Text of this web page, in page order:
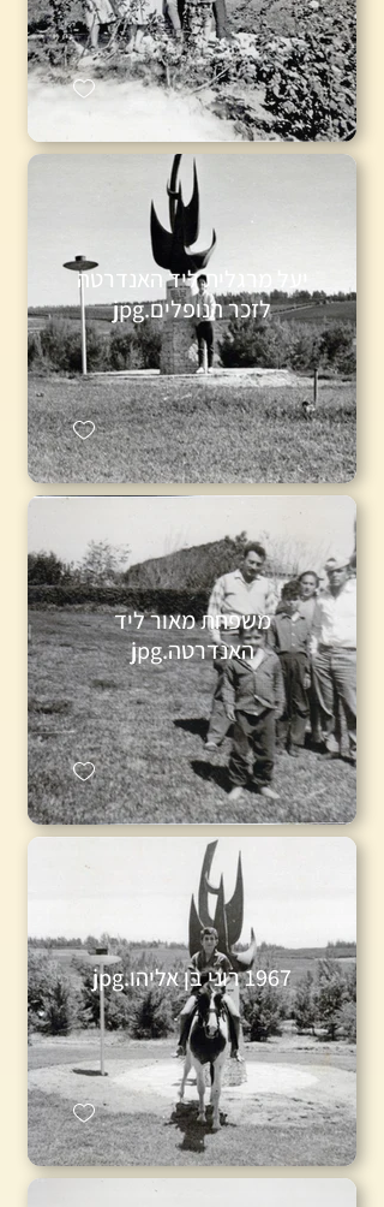
יעל מרגלית ליד האנדרטה
לזכר הנופלים.jpg
משפחת מאור ליד
האנדרטה.jpg
1967 רוני בן אליהו.jpg